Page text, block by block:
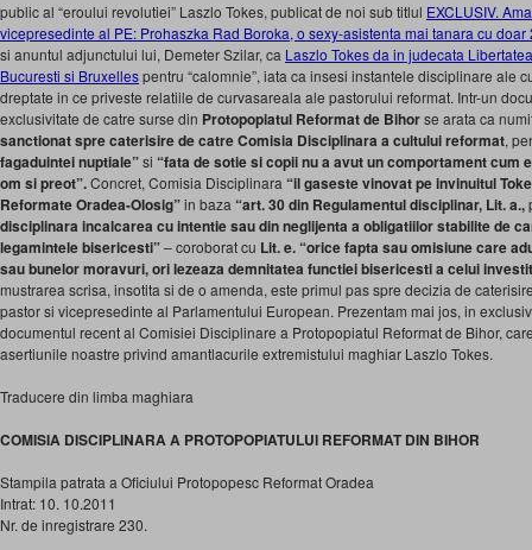
public al “eroului revolutiei” Laszlo Tokes, publicat de noi sub titlul EXCLUSIV.
vicepresedinte al PE: Prohaszka Rad Boroka, o sexy-asistenta mai tanara cu doar
si anuntul adjunctului lui, Demeter Szilar, ca Laszlo Tokes da in judecata
Bucuresti si Bruxellespentru “calomnie”, iata ca insesi instantele disciplinare ale
dreptate in ce priveste relatiile de curvasareala ale pastorului reformat. Intr-un
exclusivitate de catre surse din Protopopiatul Reformat de Bihorse arata ca
sanctionat spre caterisire de catre Comisia Disciplinara a cultului reformat,
fagaduintei nuptiale”si “fata de sotie si copiinu a avut un comportament cum
om si preot”.Concret, Comisia Disciplinara “il gaseste vinovat pe invinuitul
Reformate Oradea-Olosig”in baza “art. 30 din Regulamentul disciplinar, Lit. a.,
disciplinara incalcarea cu intentie sau din neglijenta a obligatiilor stabilite de
legamintele bisericesti”– coroborat cu Lit. e. “orice fapta sau omisiune care
sau bunelor moravuri, ori lezeaza demnitatea functiei bisericesti a celui
mustrarea scrisa, insotita si de o amenda, este primul pas spre decizia de
pastor si vicepresedinte al Parlamentului European. Prezentam mai jos, in
documentul recent al Comisiei Disciplinare a Protopopiatul Reformat de Bihor,
asertiunile noastre privind amantlacurile extremistului maghiar Laszlo Tokes.
Traducere din limba maghiara
COMISIA DISCIPLINARA A PROTOPOPIATULUI REFORMAT DIN BIHOR
Stampila patrata a Oficiului Protopopesc Reformat Oradea
Intrat: 10. 10.2011
Nr. de inregistrare 230.